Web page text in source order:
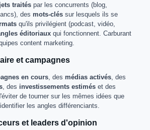
traités par les concurrents (blog,
des mots-clés sur lesquels ils se
qu'ils privilégient (podcast, vidéo,
éditoriaux qui fonctionnent. Carburant
content marketing.
et campagnes
en cours , des médias activés , des
, des investissements estimés et des
de tourner sur les mêmes idées que
les angles différenciants.
et leaders d'opinion